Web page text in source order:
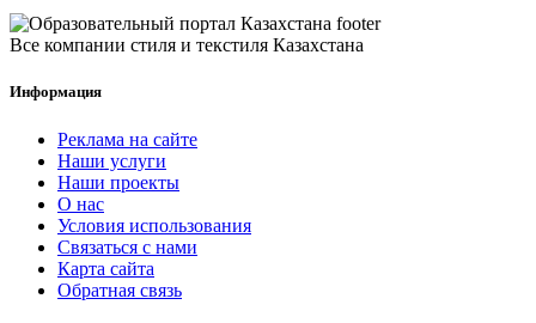
Все компании стиля и текстиля Казахстана
Информация
Реклама на сайте
Наши услуги
Наши проекты
О нас
Условия использования
Связаться с нами
Карта сайта
Обратная связь